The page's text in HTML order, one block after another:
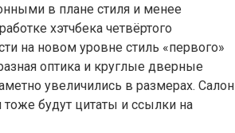
в плане стиля и менее
хэтчбека четвёртого
на новом уровне стиль «первого»
оптика и круглые дверные
увеличились в размерах. Салон
тоже будут цитаты и ссылки на